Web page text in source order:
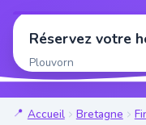
Réservez votre
Plouvorn
Accueil Bretagne